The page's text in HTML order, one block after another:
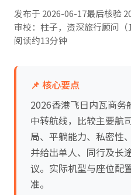
发布于 2026-06-17最后核验
审校：柱子，资深旅行顾问（
阅读约13分钟
📌 核心要点
2026香港飞日内瓦商务
中转航线，比较主要航
局、平躺能力、私密性
并给出单人、同行及长
议。实际机型与座位配
准。